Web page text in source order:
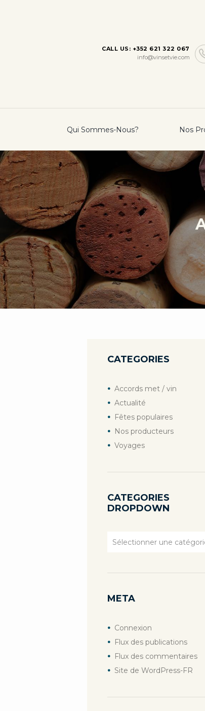
CALL US: +352 621 322 067
info@vinsetvie.com
Qui Sommes-Nous? Nos
CATEGORIES
Accords met / vin
Actualité
Fêtes populaires
Nos producteurs
Voyages
CATEGORIES
DROPDOWN
Categories
META
Connexion
Flux des publications
Flux des commentaires
Site de WordPress-FR